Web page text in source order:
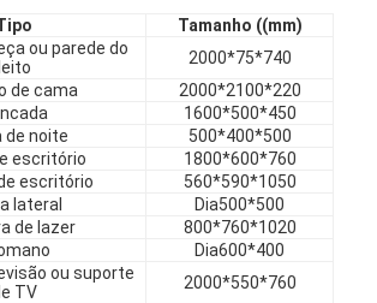
sala de jantar
Tamanho ((mm)
ou parede do
leito
2000*75*740
de cama
2000*2100*220
1600*500*450
de noite
500*400*500
escritório
1800*600*760
escritório
560*590*1050
lateral
Dia500*500
de lazer
800*760*1020
Dia600*400
ou suporte
TV
2000*550*760